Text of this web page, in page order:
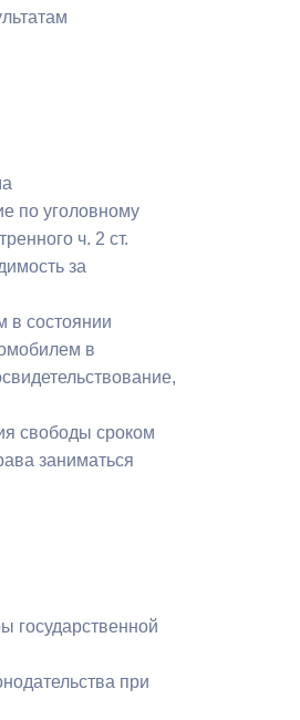
по уголовному
ч. 2 ст.
за
в состоянии
в
свободы сроком
заниматься
государственной
при